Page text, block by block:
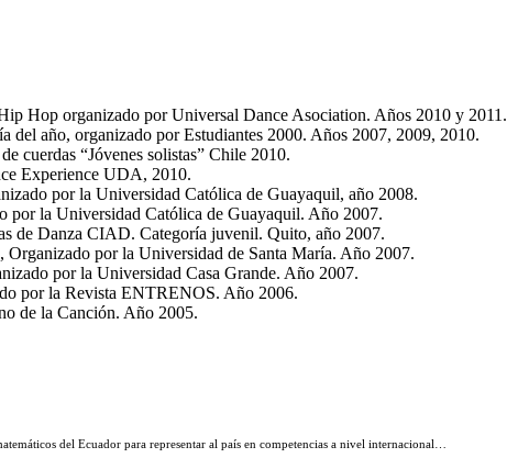
Hop organizado por Universal Dance Asociation. Años 2010 y 2011.
año, organizado por Estudiantes 2000. Años 2007, 2009, 2010.
cuerdas “Jóvenes solistas” Chile 2010.
Experience UDA, 2010.
por la Universidad Católica de Guayaquil, año 2008.
por la Universidad Católica de Guayaquil. Año 2007.
de Danza CIAD. Categoría juvenil. Quito, año 2007.
por la Universidad de Santa María. Año 2007.
por la Universidad Casa Grande. Año 2007.
por la Revista ENTRENOS. Año 2006.
de la Canción. Año 2005.
del Ecuador para representar al país en competencias a nivel internacional…